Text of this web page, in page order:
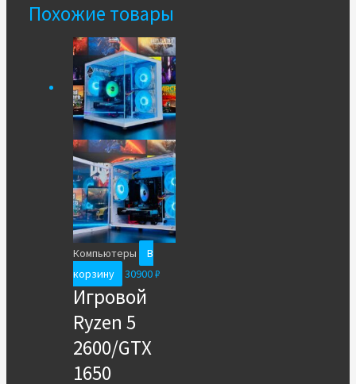
Похожие товары
Компьютеры
В
корзину
30900₽
Игровой
Ryzen 5
2600/GTX
1650